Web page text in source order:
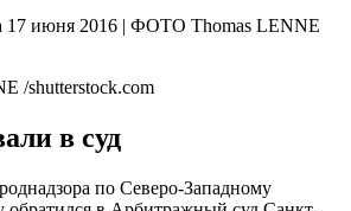
/shutterstock.com
в суд
по Северо-Западному